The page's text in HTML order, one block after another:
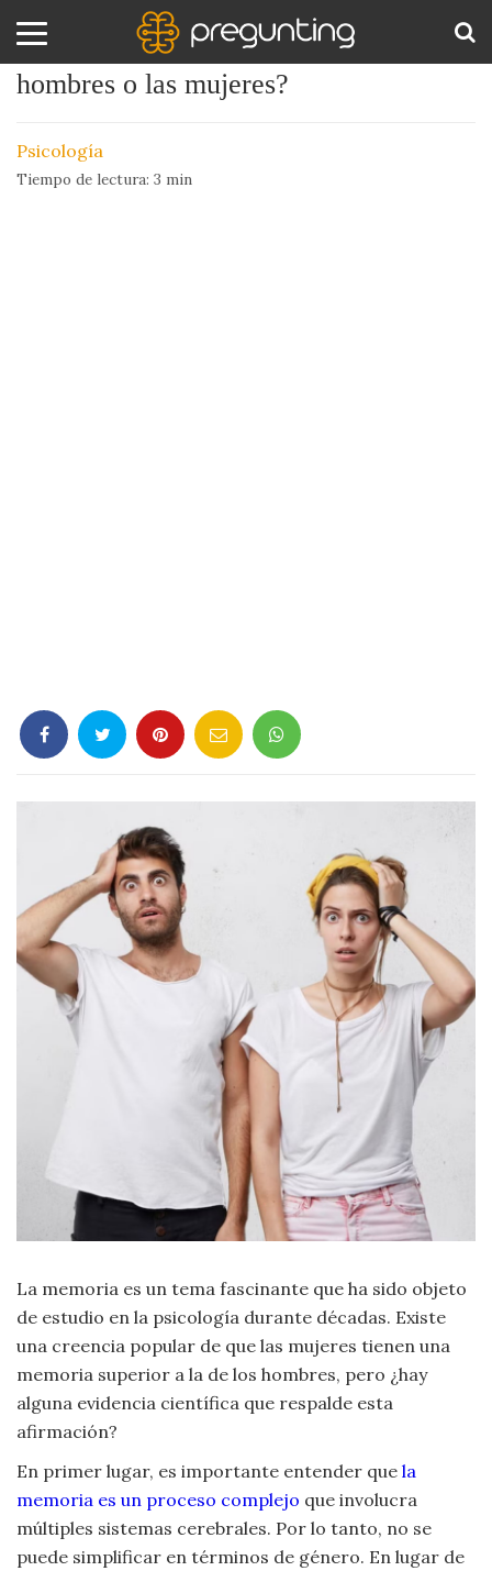
Amor
Sexo
Gastronomía
Leyes
Literatura
Moda
Religión
Tecnología
Universo
Viajar
¿Quien tiene peor memoria: los
hombres o las mujeres?
Psicología
Tiempo de lectura: 3 min
La memoria es un tema fascinante que ha sido objeto
de estudio en la psicología durante décadas. Existe
una creencia popular de que las mujeres tienen una
memoria superior a la de los hombres, pero ¿hay
alguna evidencia científica que respalde esta
afirmación?
En primer lugar, es importante entender que la
memoria es un proceso complejo que involucra
múltiples sistemas cerebrales. Por lo tanto, no se
puede simplificar en términos de género. En lugar de